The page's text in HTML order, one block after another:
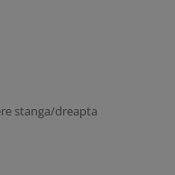
stanga/dreapta